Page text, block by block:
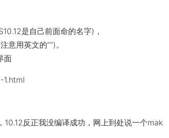
是自己前面命的名字)，
用英文的””)。
面
反正我没编译成功，网上到处说一个mak